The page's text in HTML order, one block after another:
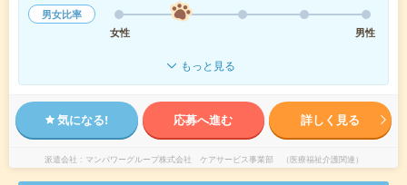
男女比率
女性
男性
もっと見る
気になる! 応募へ進む 詳しく見る
派遣会社 マンパワーグループ株式会社 ケアサービス事業部 （医療福祉介護関連）